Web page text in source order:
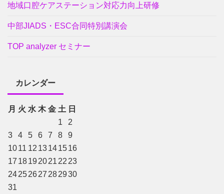
地域口腔ケアステーション対応力向上研修
中部JIADS・ESC合同特別講演会
TOP analyzer セミナー
カレンダー
月 火 水 木 金 土 日
1
2
3
4 5 6 7 8
9
1011 12 13141516
17 18192021 22 23
24252627 282930
31